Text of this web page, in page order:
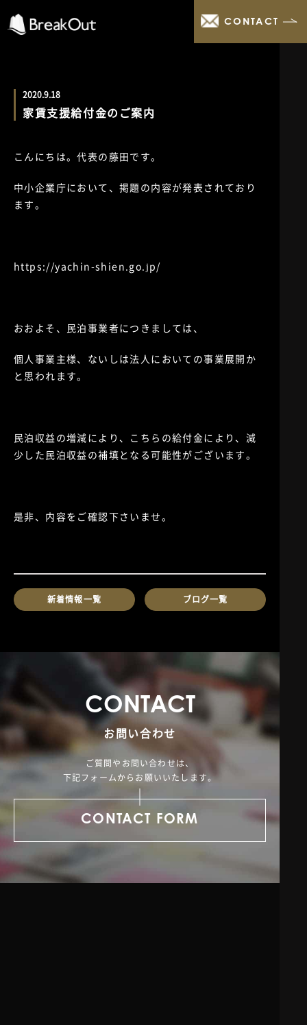
CONTACT
2020.9.18
家賃支援給付金のご案内
こんにちは。代表の藤田です。
中小企業庁において、掲題の内容が発表されており
ます。
https://yachin-shien.go.jp/
おおよそ、民泊事業者につきましては、
個人事業主様、ないしは法人においての事業展開か
と思われます。
民泊収益の増減により、こちらの給付金により、減
少した民泊収益の補填となる可能性がございます。
是非、内容をご確認下さいませ。
新着情報一覧 ブログ一覧
CONTACT
お問い合わせ
ご質問やお問い合わせは、
下記フォームからお願いいたします。
CONTACT FORM